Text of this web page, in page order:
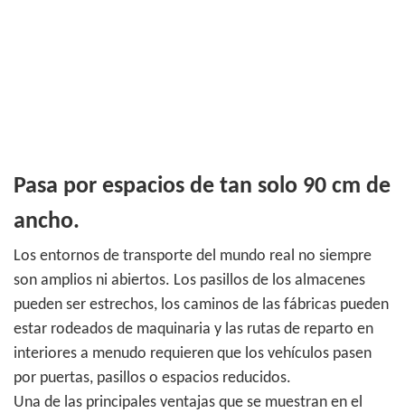
Pasa por espacios de tan solo 90 cm de
ancho.
Los entornos de transporte del mundo real no siempre
son amplios ni abiertos. Los pasillos de los almacenes
pueden ser estrechos, los caminos de las fábricas pueden
estar rodeados de maquinaria y las rutas de reparto en
interiores a menudo requieren que los vehículos pasen
por puertas, pasillos o espacios reducidos.
Una de las principales ventajas que se muestran en el